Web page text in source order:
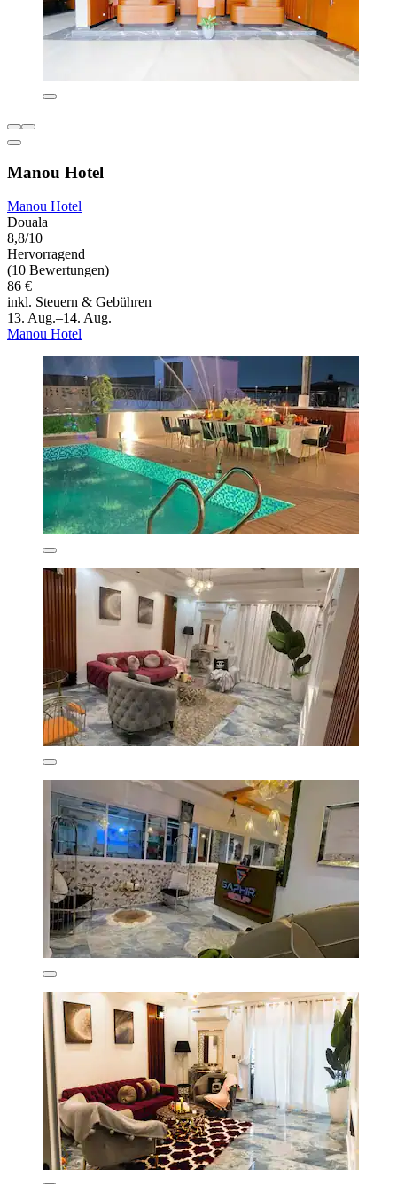
Manou Hotel
Manou Hotel
Douala
8,8/10
Hervorragend
(10 Bewertungen)
86 €
inkl. Steuern & Gebühren
13. Aug.–14. Aug.
Manou Hotel